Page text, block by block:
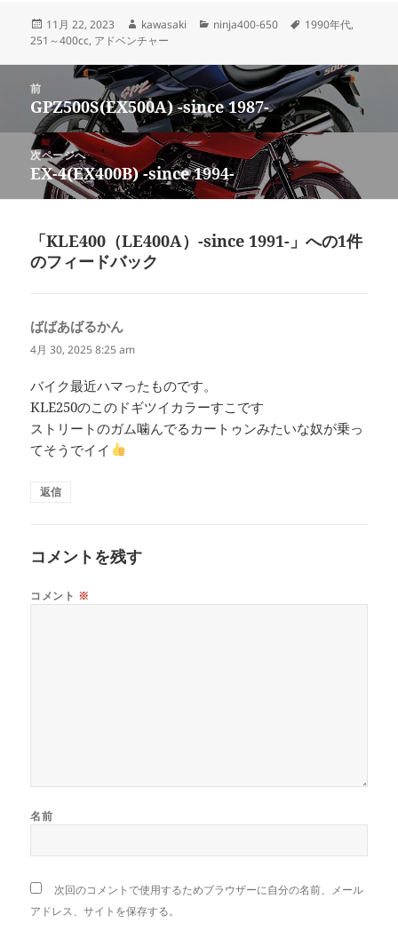
投
稿
11月 22, 2023
作
成
kawasaki
カ
リ
ー
ninja400-650
タ
1990年代,
251～400cc, アドベンチャー
シ
前
前
の
投
稿:
GPZ500S(EX500A) -since 1987-
次ページへ
次
の
稿:
EX-4(EX400B) -since 1994-
「KLE400（LE400A）-since 1991-」への1件
のフィードバック
ばばあばるかん
り:
4月 30, 2025 8:25 am
バイク最近ハマったものです。
KLE250のこのドギツイカラーすこです
ストリートのガム噛んでるカートゥンみたいな奴が乗っ
てそうでイイ
返信
コメントを残す
コメント ※
名前
次回のコメントで使用するためブラウザーに自分の名前、メール
アドレス、サイトを保存する。